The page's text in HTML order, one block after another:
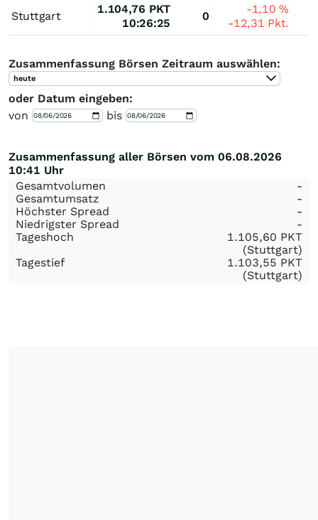
Stuttgart
1.104,76 PKT
10:26:25
0
-1,10%
-12,31 Pkt.
Zusammenfassung Börsen Zeitraum auswählen:
heute
oder Datum eingeben:
von
bis
Zusammenfassung aller Börsen vom 06.08.2026
10:41 Uhr
Gesamtvolumen
-
Gesamtumsatz
-
Höchster Spread
-
Niedrigster Spread
-
Tageshoch
1.105,60 PKT
(Stuttgart)
Tagestief
1.103,55 PKT
(Stuttgart)